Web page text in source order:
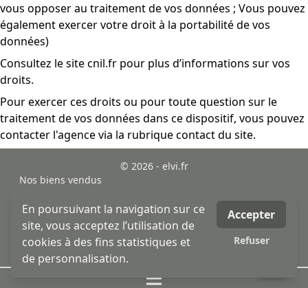
vous opposer au traitement de vos données ; Vous pouvez
également exercer votre droit à la portabilité de vos
données)
Consultez le site cnil.fr pour plus d’informations sur vos
droits.
Pour exercer ces droits ou pour toute question sur le
traitement de vos données dans ce dispositif, vous pouvez
contacter l'agence via la rubrique contact du site.
© 2026 - elvi.fr
Nos biens vendus
Mentions légales
MLI - mon logiciel immobilier - logiciel & site internet
immobilier
honoraires
En poursuivant la navigation sur ce
site, vous acceptez l’utilisation de
cookies à des fins statistiques et
de personnalisation.
Accepter
Refuser